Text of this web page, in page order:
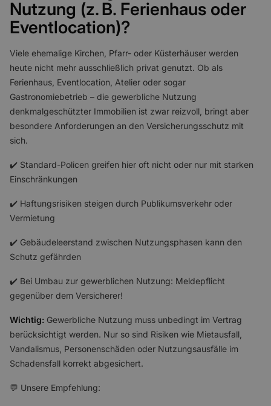
Nutzung (z. B. Ferienhaus oder
Eventlocation)?
Viele ehemalige Kirchen, Pfarr- oder Küsterhäuser werden
heute nicht mehr ausschließlich privat genutzt. Ob als
Ferienhaus, Eventlocation, Atelier oder sogar
Gastronomiebetrieb – die gewerbliche Nutzung
denkmalgeschützter Immobilien ist zwar reizvoll, bringt aber
besondere Anforderungen an den Versicherungsschutz mit
sich.
✔️ Standard-Policen greifen hier oft nicht oder nur mit starken
Einschränkungen
✔️ Haftungsrisiken steigen durch Publikumsverkehr oder
Vermietung
✔️ Gebäudeleerstand zwischen Nutzungsphasen kann den
Schutz gefährden
✔️ Bei Umbau zur gewerblichen Nutzung: Meldepflicht
gegenüber dem Versicherer!
Wichtig: Gewerbliche Nutzung muss unbedingt im Vertrag
berücksichtigt werden. Nur so sind Risiken wie Mietausfall,
Vandalismus, Personenschäden oder Nutzungsausfälle im
Schadensfall korrekt abgesichert.
💬 Unsere Empfehlung: